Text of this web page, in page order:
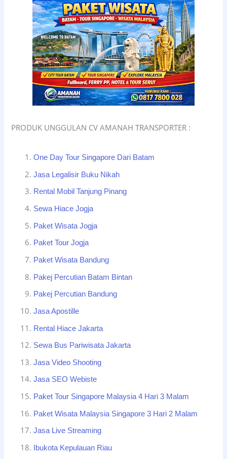
PRODUK UNGGULAN CV AMANAH TRANSPORTER :
One Day Tour Singapore Dari Batam
Jasa Legalisir Buku Nikah
Rental Mobil Tanjung Pinang
Sewa Hiace Jogja
Paket Wisata Jogja
Paket Tour Jogja
Paket Wisata Bandung
Pakej Percutian Batam Bintan
Pakej Percutian Bandung
Jasa Apostille
Rental Hiace Jakarta
Sewa Bus Pariwisata Jakarta
Jasa Video Shooting
Jasa SEO Webiste
Paket Tour Singapore Malaysia 4 Hari 3 Malam
Paket Wisata Malaysia Singapore 3 Hari 2 Malam
Jasa Live Streaming
Ibukota Kepulauan Riau